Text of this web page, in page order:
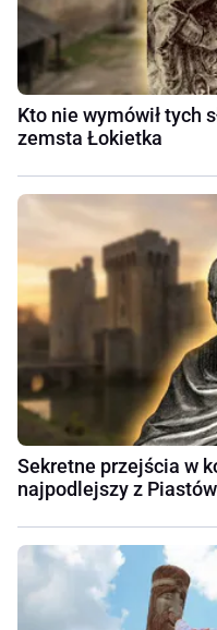
Kto nie wymówił tych
zemsta Łokietka
Sekretne przejścia w
najpodlejszy z Piastów